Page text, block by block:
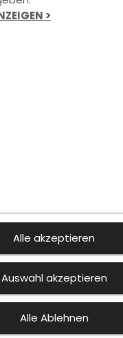
1 2 3 »
>
Alle akzeptieren
Auswahl akzeptieren
Alle Ablehnen